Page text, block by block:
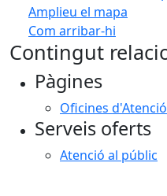
Amplieu el mapa
Com arribar-hi
+
Contingut
Pàgines
Oficines
Serveis oferts
Atenció al públic